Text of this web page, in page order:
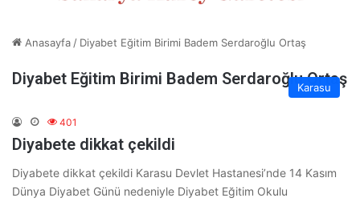
Anasayfa/ Diyabet Eğitim Birimi Badem Serdaroğlu Ortaş
Diyabet Eğitim Birimi Badem Serdaroğlu Ortaş
Karasu
401
Diyabete dikkat çekildi
Diyabete dikkat çekildi Karasu Devlet Hastanesi’nde 14 Kasım
Dünya Diyabet Günü nedeniyle Diyabet Eğitim Okulu